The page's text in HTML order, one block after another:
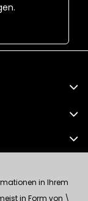
in Ihrem
in Form von \